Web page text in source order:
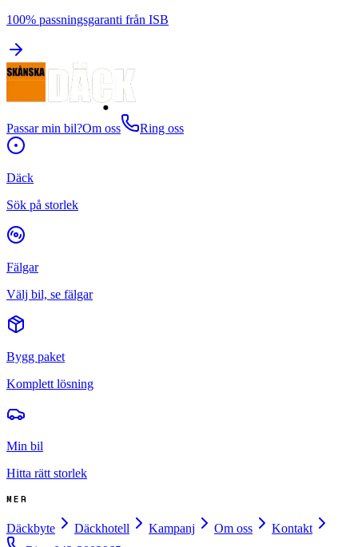
100% passningsgaranti från ISB
Passar min bil?Om oss Ring oss
Däck
Sök på storlek
Fälgar
Välj bil, se fälgar
Bygg paket
Komplett lösning
Min bil
Hitta rätt storlek
MER
Däckbyte Däckhotell Kampanj Om oss
Kontakt